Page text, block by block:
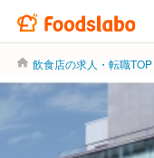
飲食店の求人・転職TOP
株式会社